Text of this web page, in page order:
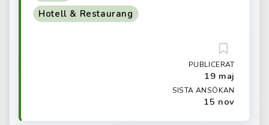
Hotell & Restaurang
PUBLICERAT
19 maj
SISTA ANSÖKAN
15 nov